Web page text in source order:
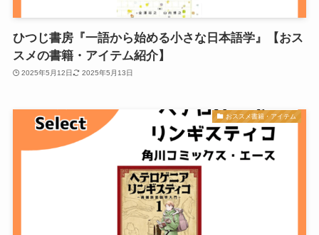
ひつじ書房『一語から始める小さな日本語学』【おス
スメの書籍・アイテム紹介】
2025年5月12日 2025年5月13日
おススメ書籍・アイテム